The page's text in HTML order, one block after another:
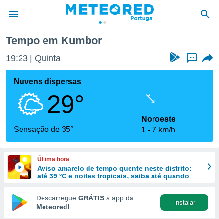
da
foi
fornecidas
a este
das
e
forma
digital
Tempo em Kumbor
19:23 Quinta ...
Nuvens dispersas
29°
Sensação de 35°
Noroeste
1
7 km/h
Última hora
Aviso amarelo de tempo quente neste distrito:
até 39 ºC e noites tropicais; saiba até quando
Descarregue GRÁTIS a app da
Meteored!
Instalar